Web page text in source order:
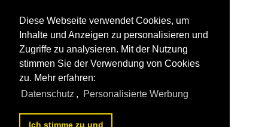
Diese Webseite verwendet Cookies, um
Inhalte und Anzeigen zu personalisieren und
Zugriffe zu analysieren. Mit der Nutzung
stimmen Sie der Verwendung von Cookies
zu. Mehr erfahren:
Datenschutz , Personalisierte Werbung
Ich stimme zu und